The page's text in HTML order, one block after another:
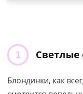
Светлые
Блондинки, как